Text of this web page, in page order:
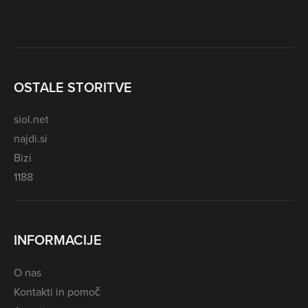
OSTALE STORITVE
siol.net
najdi.si
Bizi
1188
INFORMACIJE
O nas
Kontakti in pomoč